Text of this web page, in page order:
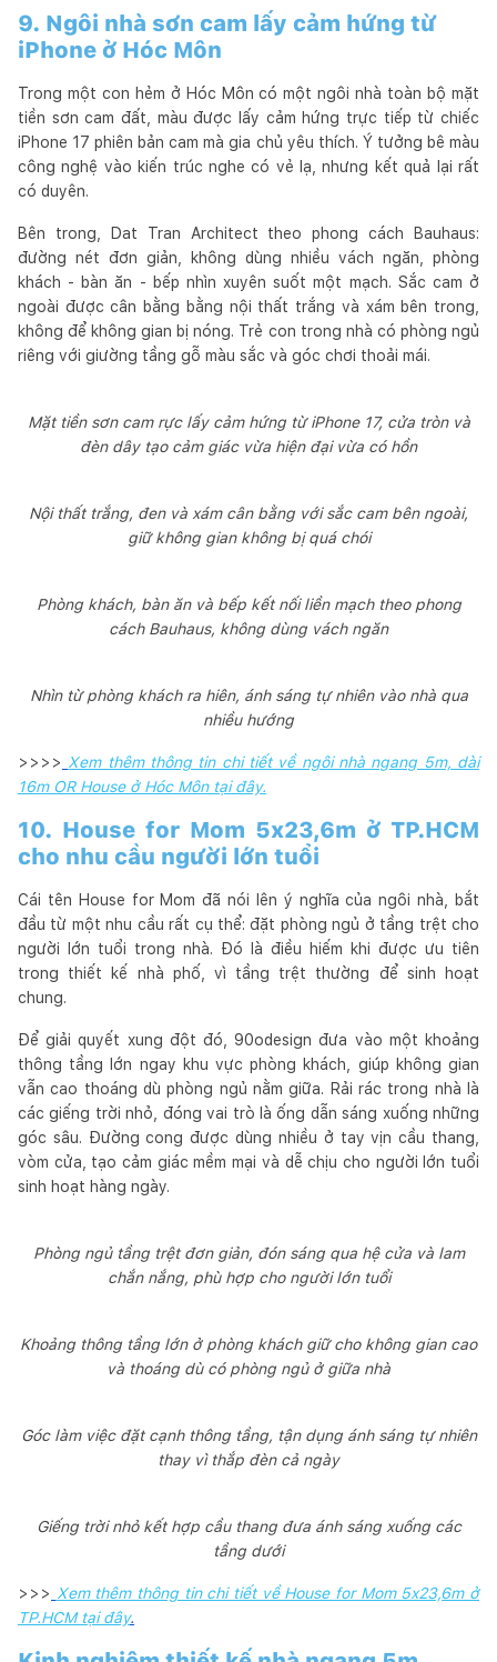
9. Ngôi nhà sơn cam lấy cảm hứng từ
iPhone ở Hóc Môn
Trong một con hẻm ở Hóc Môn có một ngôi nhà toàn bộ mặt
tiền sơn cam đất, màu được lấy cảm hứng trực tiếp từ chiếc
iPhone 17 phiên bản cam mà gia chủ yêu thích. Ý tưởng bê màu
công nghệ vào kiến trúc nghe có vẻ lạ, nhưng kết quả lại rất
có duyên.
Bên trong, Dat Tran Architect theo phong cách Bauhaus:
đường nét đơn giản, không dùng nhiều vách ngăn, phòng
khách - bàn ăn - bếp nhìn xuyên suốt một mạch. Sắc cam ở
ngoài được cân bằng bằng nội thất trắng và xám bên trong,
không để không gian bị nóng. Trẻ con trong nhà có phòng ngủ
riêng với giường tầng gỗ màu sắc và góc chơi thoải mái.
Mặt tiền sơn cam rực lấy cảm hứng từ iPhone 17, cửa tròn và
đèn dây tạo cảm giác vừa hiện đại vừa có hồn
Nội thất trắng, đen và xám cân bằng với sắc cam bên ngoài,
giữ không gian không bị quá chói
Phòng khách, bàn ăn và bếp kết nối liền mạch theo phong
cách Bauhaus, không dùng vách ngăn
Nhìn từ phòng khách ra hiên, ánh sáng tự nhiên vào nhà qua
nhiều hướng
>>>> Xem thêm thông tin chi tiết về ngôi nhà ngang 5m, dài
16m OR House ở Hóc Môn tại đây.
10. House for Mom 5x23,6m ở TP.HCM
cho nhu cầu người lớn tuổi
Cái tên House for Mom đã nói lên ý nghĩa của ngôi nhà, bắt
đầu từ một nhu cầu rất cụ thể: đặt phòng ngủ ở tầng trệt cho
người lớn tuổi trong nhà. Đó là điều hiếm khi được ưu tiên
trong thiết kế nhà phố, vì tầng trệt thường để sinh hoạt
chung.
Để giải quyết xung đột đó, 90odesign đưa vào một khoảng
thông tầng lớn ngay khu vực phòng khách, giúp không gian
vẫn cao thoáng dù phòng ngủ nằm giữa. Rải rác trong nhà là
các giếng trời nhỏ, đóng vai trò là ống dẫn sáng xuống những
góc sâu. Đường cong được dùng nhiều ở tay vịn cầu thang,
vòm cửa, tạo cảm giác mềm mại và dễ chịu cho người lớn tuổi
sinh hoạt hàng ngày.
Phòng ngủ tầng trệt đơn giản, đón sáng qua hệ cửa và lam
chắn nắng, phù hợp cho người lớn tuổi
Khoảng thông tầng lớn ở phòng khách giữ cho không gian cao
và thoáng dù có phòng ngủ ở giữa nhà
Góc làm việc đặt cạnh thông tầng, tận dụng ánh sáng tự nhiên
thay vì thắp đèn cả ngày
Giếng trời nhỏ kết hợp cầu thang đưa ánh sáng xuống các
tầng dưới
>>> Xem thêm thông tin chi tiết về House for Mom 5x23,6m ở
TP.HCM tại đây.